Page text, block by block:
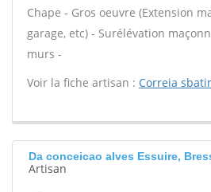
Chape - Gros oeuvre (Extension
garage, etc) - Surélévation
murs -
Voir la fiche artisan : Correia
Da conceicao alves Essuire,
Artisan